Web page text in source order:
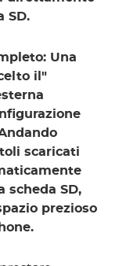
SD.
Una
il"
scaricati
scheda SD,
prezioso